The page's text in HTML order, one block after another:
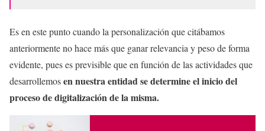
Es en este punto cuando la personalización que citábamos
anteriormente no hace más que ganar relevancia y peso de forma
evidente, pues es previsible que en función de las actividades que
desarrollemosen nuestra entidad se determine el inicio del
proceso de digitalización de la misma.